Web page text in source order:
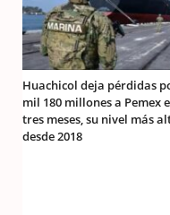
Huachicol deja pérdidas
mil 180 millones a Pemex
tres meses, su nivel más
desde 2018